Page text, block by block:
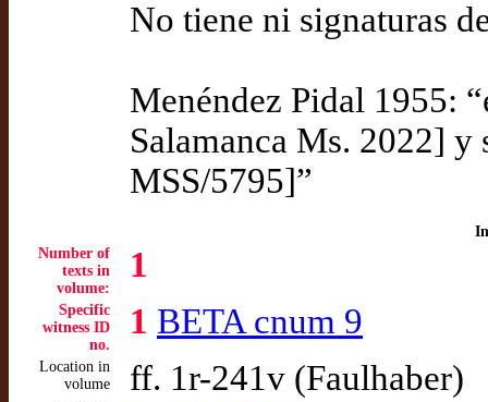
No tiene ni signaturas
Menéndez Pidal 1955:
Salamanca Ms. 2022]
MSS/5795]”
Number of
texts in
volume:
1
Specific
witness ID
no.
1 BETA cnum 9
Location in
volume
ff. 1r-241v (Faulhaber)